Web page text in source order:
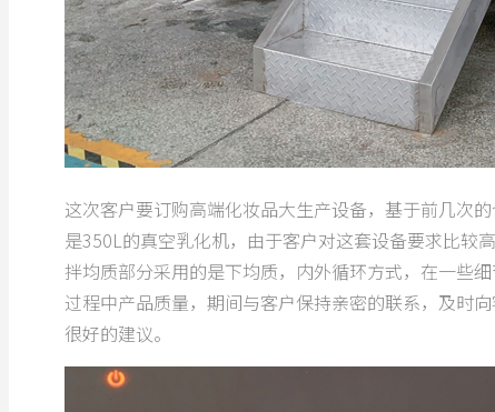
这次客户要订购高端化妆品大生产设备，基于前几次
是350L的真空乳化机，由于客户对这套设备要求比较
拌均质部分采用的是下均质，内外循环方式，在一些
过程中产品质量，期间与客户保持亲密的联系，及时
很好的建议。